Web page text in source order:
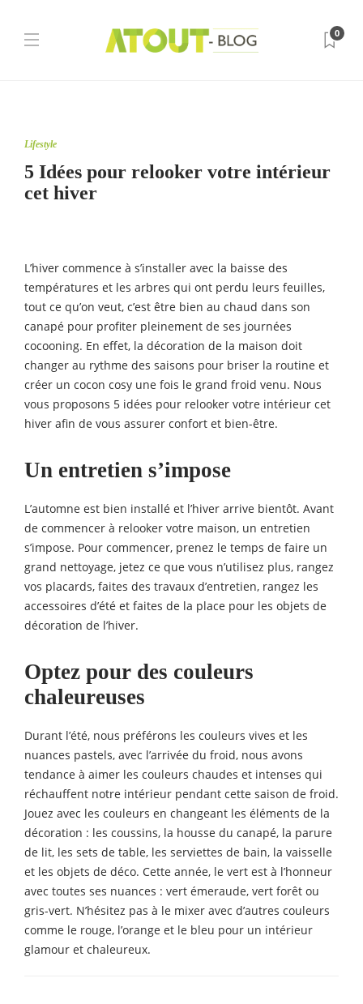
0
Lifestyle
5 Idées pour relooker votre intérieur
cet hiver
L’hiver commence à s’installer avec la baisse des
températures et les arbres qui ont perdu leurs feuilles,
tout ce qu’on veut, c’est être bien au chaud dans son
canapé pour profiter pleinement de ses journées
cocooning. En effet, la décoration de la maison doit
changer au rythme des saisons pour briser la routine et
créer un cocon cosy une fois le grand froid venu. Nous
vous proposons 5 idées pour relooker votre intérieur cet
hiver afin de vous assurer confort et bien-être.
Un entretien s’impose
L’automne est bien installé et l’hiver arrive bientôt. Avant
de commencer à relooker votre maison, un entretien
s’impose. Pour commencer, prenez le temps de faire un
grand nettoyage, jetez ce que vous n’utilisez plus, rangez
vos placards, faites des travaux d’entretien, rangez les
accessoires d’été et faites de la place pour les objets de
décoration de l’hiver.
Optez pour des couleurs
chaleureuses
Durant l’été, nous préférons les couleurs vives et les
nuances pastels, avec l’arrivée du froid, nous avons
tendance à aimer les couleurs chaudes et intenses qui
réchauffent notre intérieur pendant cette saison de froid.
Jouez avec les couleurs en changeant les éléments de la
décoration : les coussins, la housse du canapé, la parure
de lit, les sets de table, les serviettes de bain, la vaisselle
et les objets de déco. Cette année, le vert est à l’honneur
avec toutes ses nuances : vert émeraude, vert forêt ou
gris-vert. N’hésitez pas à le mixer avec d’autres couleurs
comme le rouge, l’orange et le bleu pour un intérieur
glamour et chaleureux.